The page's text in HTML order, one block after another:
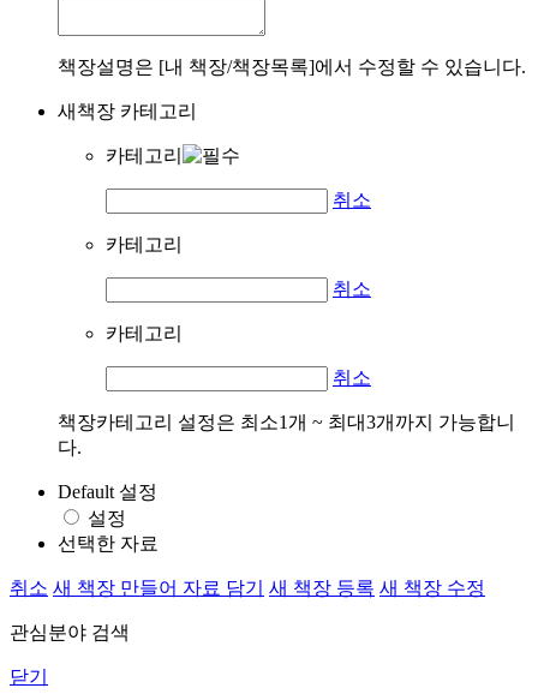
책장설명은 [내 책장/책장목록]에서 수정할 수 있습니다.
새책장 카테고리
카테고리
취소
카테고리
취소
카테고리
취소
책장카테고리 설정은 최소1개 ~ 최대3개까지 가능합니
다.
Default 설정
설정
선택한 자료
취소 새 책장 만들어 자료 담기 새 책장 등록 새 책장 수정
관심분야 검색
닫기